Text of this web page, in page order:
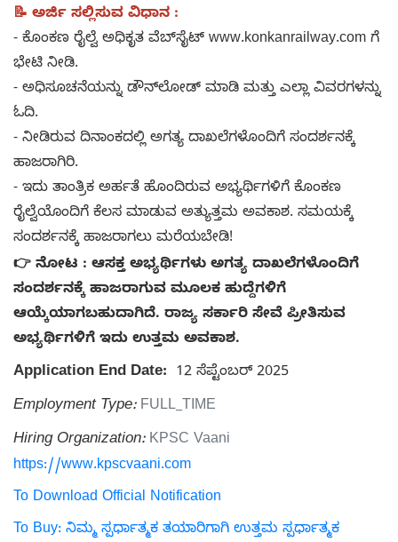
📝 ಅರ್ಜಿ ಸಲ್ಲಿಸುವ ವಿಧಾನ :
- ಕೊಂಕಣ ರೈಲ್ವೆ ಅಧಿಕೃತ ವೆಬ್‌ಸೈಟ್ www.konkanrailway.com ಗೆ
ಭೇಟಿ ನೀಡಿ.
- ಅಧಿಸೂಚನೆಯನ್ನು ಡೌನ್‌ಲೋಡ್ ಮಾಡಿ ಮತ್ತು ಎಲ್ಲಾ ವಿವರಗಳನ್ನು
ಓದಿ.
- ನೀಡಿರುವ ದಿನಾಂಕದಲ್ಲಿ ಅಗತ್ಯ ದಾಖಲೆಗಳೊಂದಿಗೆ ಸಂದರ್ಶನಕ್ಕೆ
ಹಾಜರಾಗಿರಿ.
- ಇದು ತಾಂತ್ರಿಕ ಅರ್ಹತೆ ಹೊಂದಿರುವ ಅಭ್ಯರ್ಥಿಗಳಿಗೆ ಕೊಂಕಣ
ರೈಲ್ವೆಯೊಂದಿಗೆ ಕೆಲಸ ಮಾಡುವ ಅತ್ಯುತ್ತಮ ಅವಕಾಶ. ಸಮಯಕ್ಕೆ
ಸಂದರ್ಶನಕ್ಕೆ ಹಾಜರಾಗಲು ಮರೆಯಬೇಡಿ!
👉 ನೋಟ : ಆಸಕ್ತ ಅಭ್ಯರ್ಥಿಗಳು ಅಗತ್ಯ ದಾಖಲೆಗಳೊಂದಿಗೆ
ಸಂದರ್ಶನಕ್ಕೆ ಹಾಜರಾಗುವ ಮೂಲಕ ಹುದ್ದೆಗಳಿಗೆ
ಆಯ್ಕೆಯಾಗಬಹುದಾಗಿದೆ. ರಾಜ್ಯ ಸರ್ಕಾರಿ ಸೇವೆ ಪ್ರೀತಿಸುವ
ಅಭ್ಯರ್ಥಿಗಳಿಗೆ ಇದು ಉತ್ತಮ ಅವಕಾಶ.
Application End Date: 12 ಸೆಪ್ಟೆಂಬರ್ 2025
Employment Type: FULL_TIME
Hiring Organization: KPSC Vaani
https://www.kpscvaani.com
To Download Official Notification
To Buy: ನಿಮ್ಮ ಸ್ಪರ್ಧಾತ್ಮಕ ತಯಾರಿಗಾಗಿ ಉತ್ತಮ ಸ್ಪರ್ಧಾತ್ಮಕ